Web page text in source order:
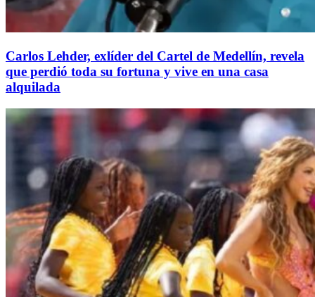
Carlos Lehder, exlíder del Cartel de Medellín, revela
que perdió toda su fortuna y vive en una casa
alquilada